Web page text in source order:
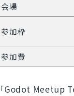
会場
参加枠
参加費
「Godot Meetup